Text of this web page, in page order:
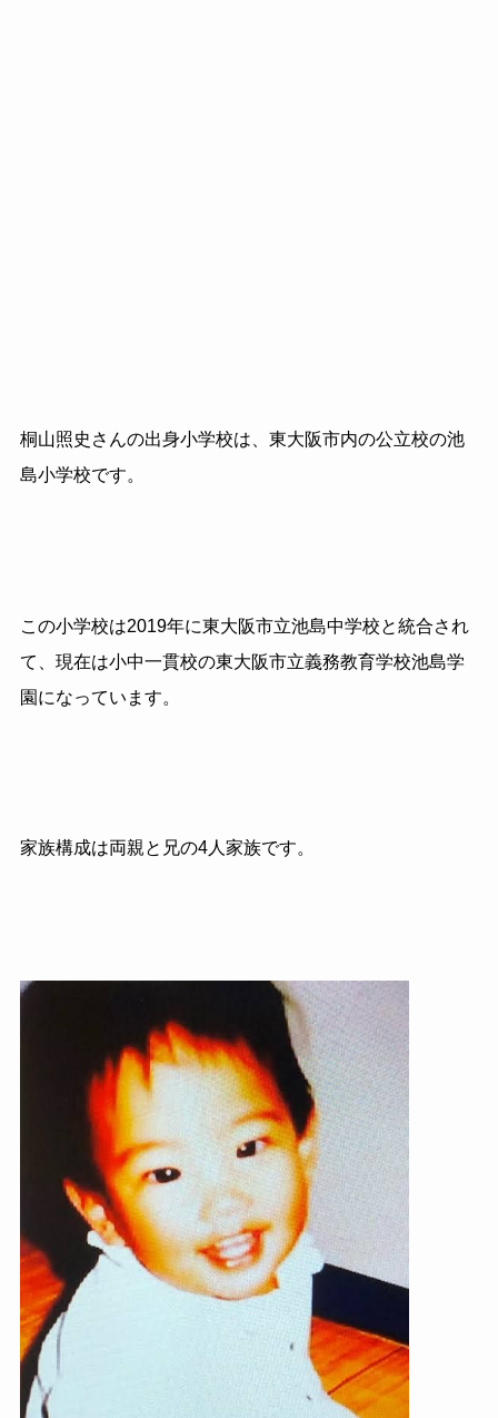
桐山照史さんの出身小学校は、東大阪市内の公立校の池
島小学校です。
この小学校は2019年に東大阪市立池島中学校と統合され
て、現在は小中一貫校の東大阪市立義務教育学校池島学
園になっています。
家族構成は両親と兄の4人家族です。